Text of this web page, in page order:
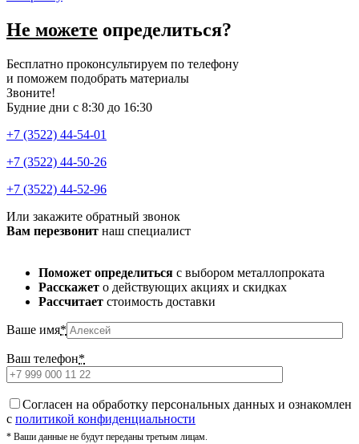
Не можете определиться?
Бесплатно проконсультируем по телефону
и поможем подобрать материалы
Звоните!
Будние дни с 8:30 до 16:30
+7 (3522) 44-54-01
+7 (3522) 44-50-26
+7 (3522) 44-52-96
Или закажите обратный звонок
Вам перезвонит наш специалист
Поможет определиться с выбором металлопроката
Расскажет о действующих акциях и скидках
Рассчитает стоимость доставки
Ваше имя*
Ваш телефон*
Cогласен на обработку персональных данных и ознакомлен
с политикой конфиденциальности
* Ваши данные не будут переданы третьим лицам.